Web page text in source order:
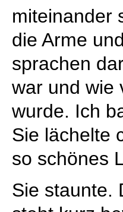
miteinander
die Arme
sprachen
war und wie
wurde. Ich
Sie lächelte
so schönes
Sie staunte.